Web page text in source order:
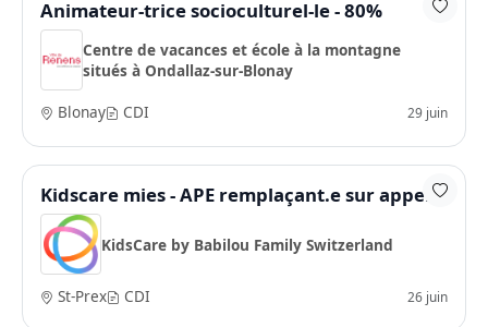
Animateur-trice socioculturel-le - 80%
Centre de vacances et école à la montagne
situés à Ondallaz-sur-Blonay
Blonay
CDI 29 juin
Kidscare mies - APE remplaçant.e sur appel
KidsCare by Babilou Family Switzerland
St-Prex CDI 26 juin